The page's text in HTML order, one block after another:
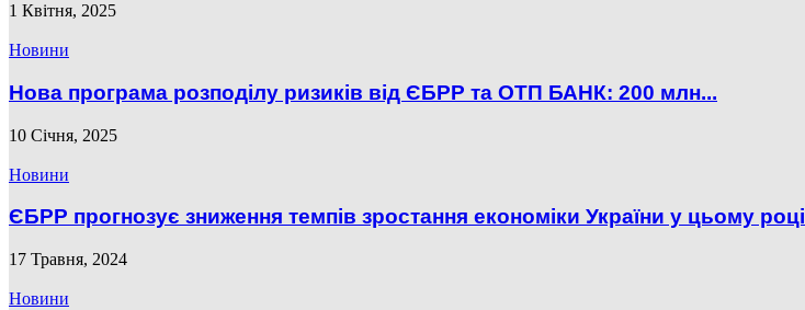
1 Квітня, 2025
Новини
Нова програма розподілу ризиків від ЄБРР та ОТП БАНК: 200 млн...
10 Січня, 2025
Новини
ЄБРР прогнозує зниження темпів зростання економіки України у цьому році
17 Травня, 2024
Новини